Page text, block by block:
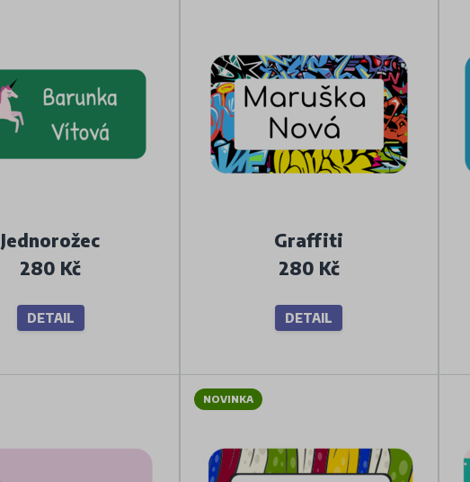
Jednorožec
280 Kč
DETAIL
Graffiti
280 Kč
DETAIL
NOVINKA